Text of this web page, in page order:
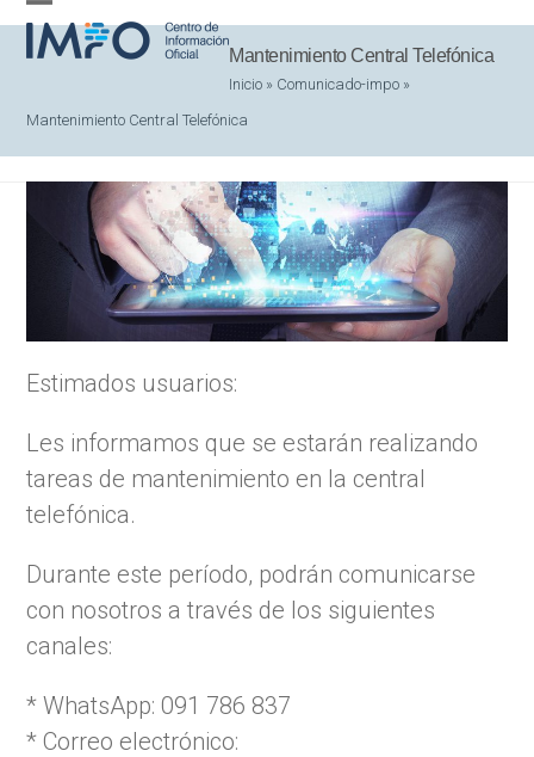
SkipOpen
mobile
Close
mobile
Mantenimiento Central Telefónica
Inicio » Comunicado-impo »
Mantenimiento Central Telefónica
Estimados usuarios:
Les informamos que se estarán realizando
tareas de mantenimiento en la central
telefónica.
Durante este período, podrán comunicarse
con nosotros a través de los siguientes
canales:
* WhatsApp: 091 786 837
* Correo electrónico: